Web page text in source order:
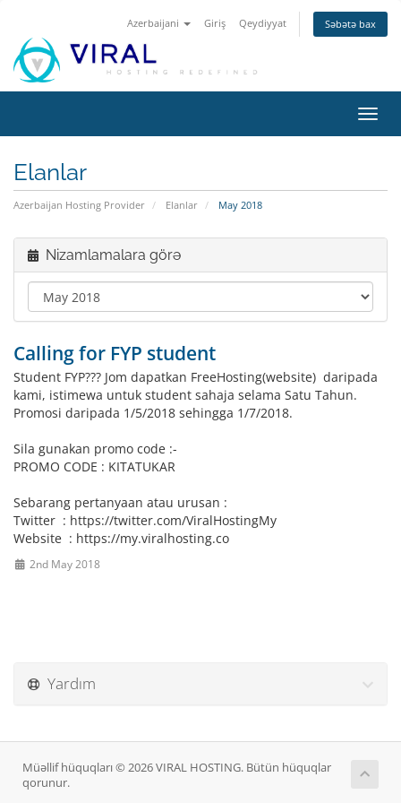
Azerbaijani Giriş Qeydiyyat Səbətə bax
keçid
Elanlar
Azerbaijan Hosting Provider Elanlar May 2018
Nizamlamalara görə
Calling for FYP student
Student FYP??? Jom dapatkan FreeHosting(website) daripada
kami, istimewa untuk student sahaja selama Satu Tahun.
Promosi daripada 1/5/2018 sehingga 1/7/2018.
Sila gunakan promo code :-
PROMO CODE : KITATUKAR
Sebarang pertanyaan atau urusan :
Twitter : https://twitter.com/ViralHostingMy
Website : https://my.viralhosting.co
2nd May 2018
Yardım
Müəllif hüquqları © 2026 VIRAL HOSTING. Bütün hüquqlar
qorunur.